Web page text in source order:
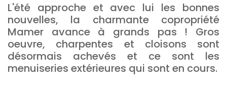
L'été approche et avec lui les bonnes
nouvelles, la charmante copropriété
Mamer avance à grands pas ! Gros
oeuvre, charpentes et cloisons sont
désormais achevés et ce sont les
menuiseries extérieures qui sont en cours.